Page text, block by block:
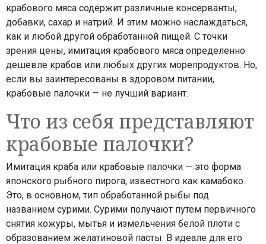
крабового мяса содержит различные консерванты,
добавки, сахар и натрий. И этим можно наслаждаться,
как и любой другой обработанной пищей. С точки
зрения цены, имитация крабового мяса определенно
дешевле крабов или любых других морепродуктов. Но,
если вы заинтересованы в здоровом питании,
крабовые палочки — не лучший вариант.
Что из себя представляют
крабовые палочки?
Имитация краба или крабовые палочки — это форма
японского рыбного пирога, известного как камабоко.
Это, в основном, тип обработанной рыбы под
названием сурими. Сурими получают путем первичного
снятия кожуры, мытья и измельчения белой плоти с
образованием желатиновой пасты. В идеале для его